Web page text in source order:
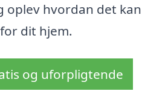
oplev hvordan det kan
dit hjem.
og uforpligtende